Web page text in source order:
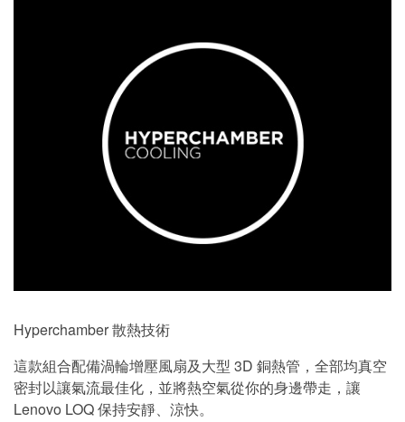
Hyperchamber 散熱技術
這款組合配備渦輪增壓風扇及大型 3D 銅熱管，全部均真空
密封以讓氣流最佳化，並將熱空氣從你的身邊帶走，讓
Lenovo LOQ 保持安靜、涼快。